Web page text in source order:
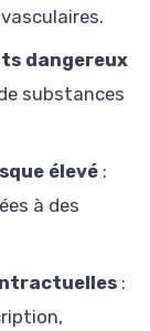
dangereux
substances
élevé :
à des
: